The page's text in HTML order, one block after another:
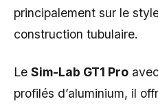
principalement sur le
construction tubulaire.
Le Sim-Lab GT1 Pro
profilés d’aluminium, il